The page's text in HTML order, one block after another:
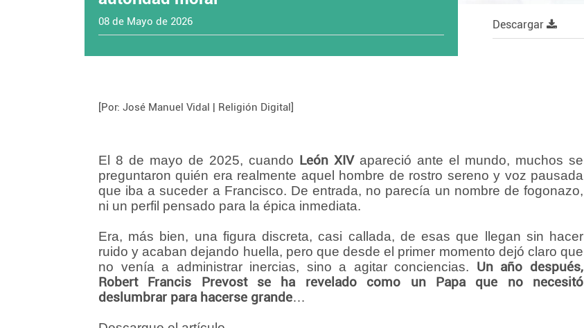
08 de Mayo de 2026 Descargar
[Por: José Manuel Vidal | Religión Digital]
El 8 de mayo de 2025, cuando León XIVapareció ante el mundo, muchos se
preguntaron quién era realmente aquel hombre de rostro sereno y voz pausada
que iba a suceder a Francisco. De entrada, no parecía un nombre de fogonazo,
ni un perfil pensado para la épica inmediata.
Era, más bien, una figura discreta, casi callada, de esas que llegan sin hacer
ruido y acaban dejando huella, pero que desde el primer momento dejó claro que
no venía a administrar inercias, sino a agitar conciencias. Un año después,
Robert Francis Prevost se ha revelado como un Papa que no necesitó
deslumbrar para hacerse grande…